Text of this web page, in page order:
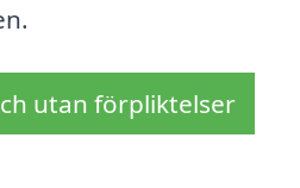
utan förpliktelser